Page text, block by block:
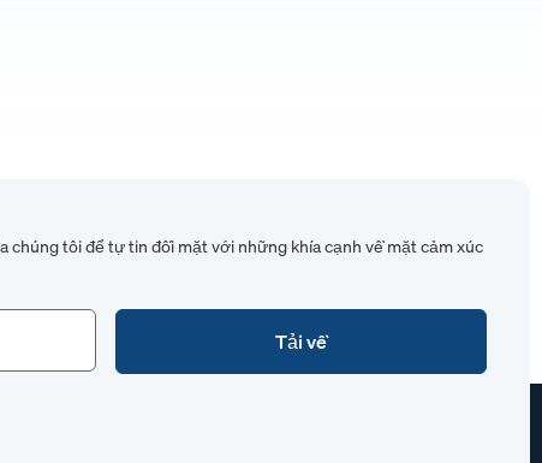
chúng tôi để tự tin đối mặt với những khía cạnh về mặt cảm xúc